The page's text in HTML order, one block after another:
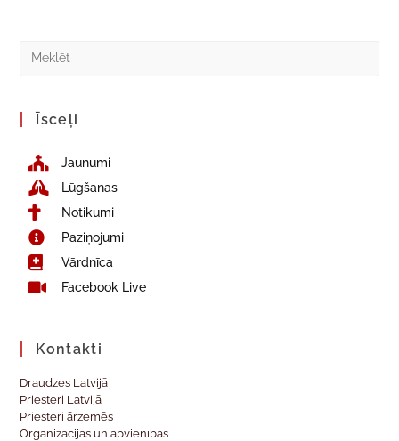
Īsceļi
Jaunumi
Lūgšanas
Notikumi
Paziņojumi
Vārdnīca
Facebook Live
Kontakti
Draudzes Latvijā
Priesteri Latvijā
Priesteri ārzemēs
Organizācijas un apvienības